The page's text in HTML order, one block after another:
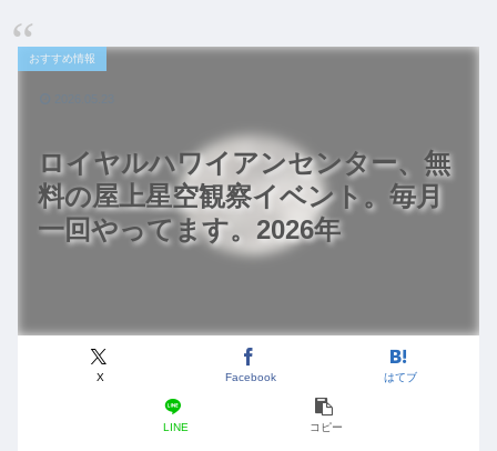
ロイヤルハワイアンセンター、無
料の屋上星空観察イベント。毎月
一回やってます。2026年
おすすめ情報
X Facebook はてブ
LINE コピー